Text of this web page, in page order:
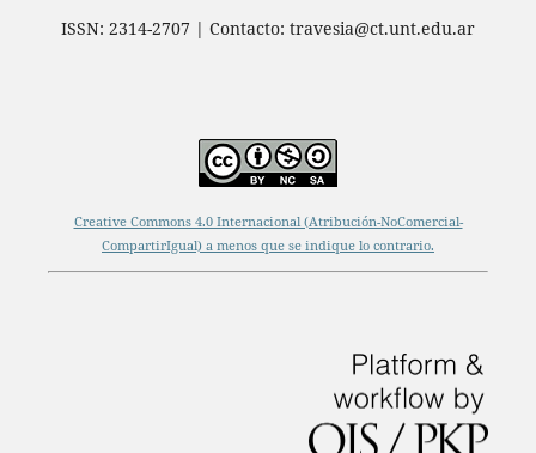
ISSN: 2314-2707 | Contacto: travesia@ct.unt.edu.ar
Creative Commons 4.0 Internacional (Atribución-NoComercial-
CompartirIgual) a menos que se indique lo contrario.